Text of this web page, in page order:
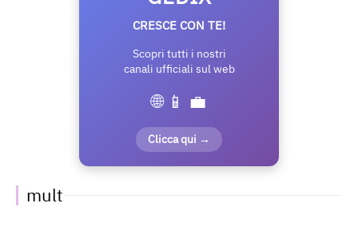
CRESCE CON TE!
Scopri tutti i nostri
canali ufficiali sul web
🌐 📱 💼
Clicca qui →
mult